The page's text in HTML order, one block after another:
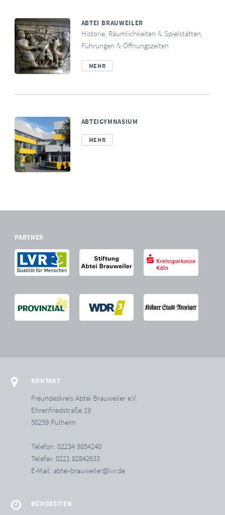
ABTEI BRAUWEILER
Historie, Räumlichkeiten & Spielstätten,
Führungen & Öffnungszeiten
MEHR
ABTEIGYMNASIUM
MEHR
PARTNER
KONTAKT
Freundeskreis Abtei Brauweiler e.V.
Ehrenfriedstraße 19
50259 Pulheim
Telefon: 02234 9854240
Telefax: 0221 82842633
E-Mail: abtei-brauweiler@lvr.de
BÜROZEITEN